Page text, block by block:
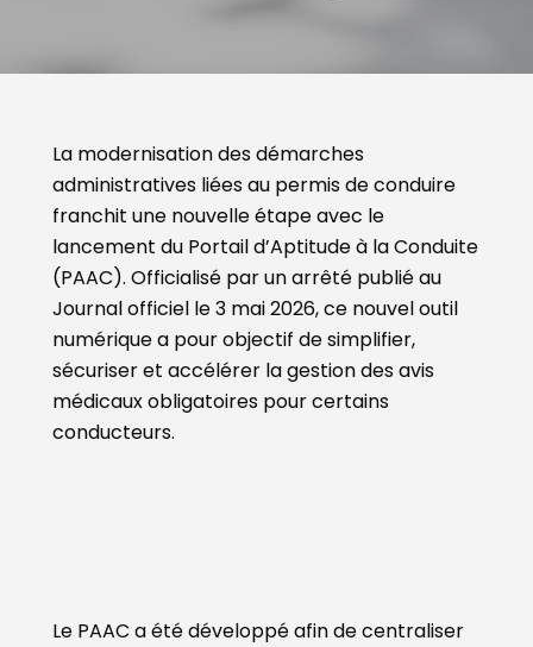
La modernisation des démarches
administratives liées au permis de conduire
franchit une nouvelle étape avec le
lancement du Portail d’Aptitude à la Conduite
(PAAC). Officialisé par un arrêté publié au
Journal officiel le 3 mai 2026, ce nouvel outil
numérique a pour objectif de simplifier,
sécuriser et accélérer la gestion des avis
médicaux obligatoires pour certains
conducteurs.
Le PAAC a été développé afin de centraliser